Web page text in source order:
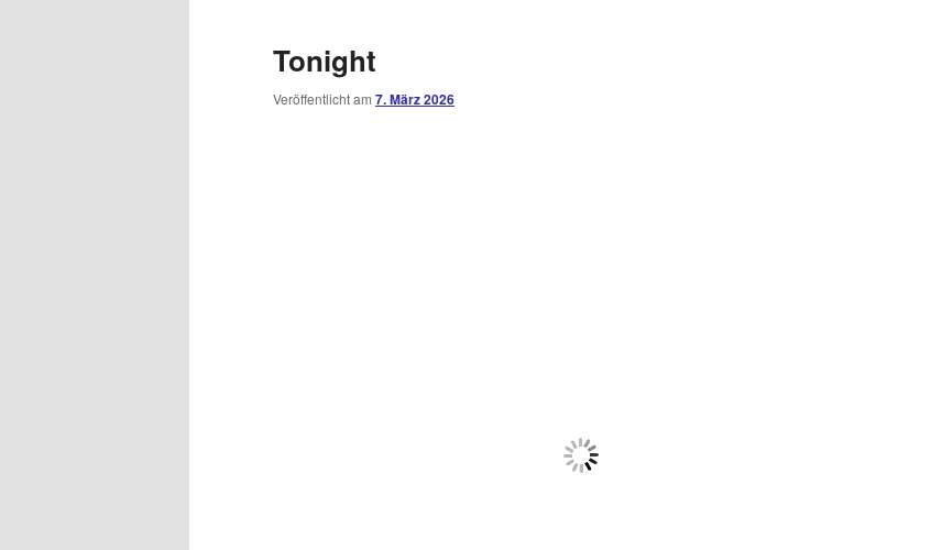
Tonight
Veröffentlicht am 7. März 2026